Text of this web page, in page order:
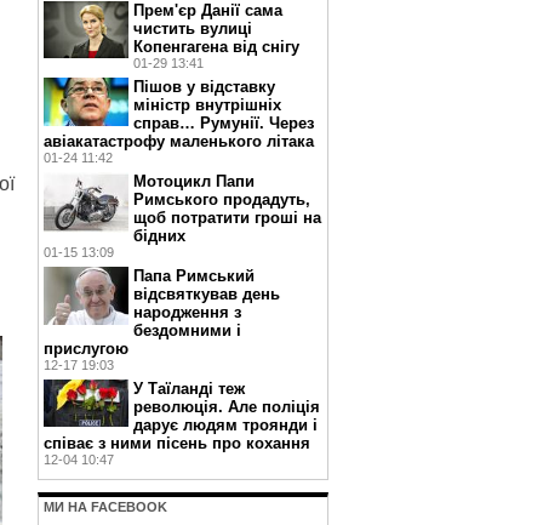
Прем'єр Данії сама
чистить вулиці
Копенгагена від снігу
01-29 13:41
Пішов у відставку
міністр внутрішніх
справ… Румунії. Через
авіакатастрофу маленького літака
01-24 11:42
Мотоцикл Папи
Римського продадуть,
щоб потратити гроші на
бідних
01-15 13:09
Папа Римський
відсвяткував день
народження з
бездомними і
прислугою
12-17 19:03
У Таїланді теж
революція. Але поліція
дарує людям троянди і
співає з ними пісень про кохання
12-04 10:47
МИ НА FACEBOOK